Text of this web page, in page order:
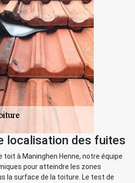
localisation des fuites
toit à Maninghen Henne, notre équipe
pour atteindre les zones
la surface de la toiture. Le test de